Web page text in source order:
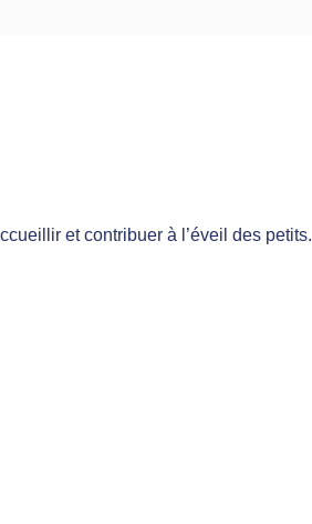
et contribuer à l’éveil des petits.